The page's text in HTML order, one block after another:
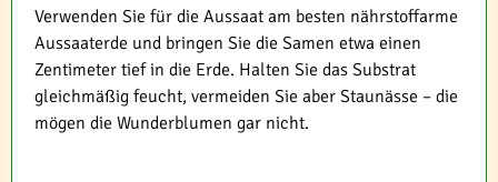
Verwenden Sie für die Aussaat am besten nährstoffarme
Aussaaterde und bringen Sie die Samen etwa einen
Zentimeter tief in die Erde. Halten Sie das Substrat
gleichmäßig feucht, vermeiden Sie aber Staunässe – die
mögen die Wunderblumen gar nicht.